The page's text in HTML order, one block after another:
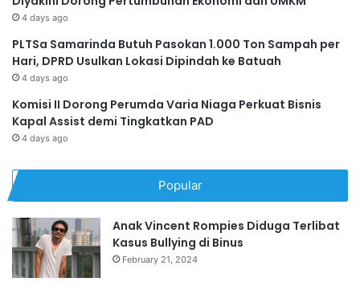
4 days ago
PLTSa Samarinda Butuh Pasokan 1.000 Ton Sampah per
Hari, DPRD Usulkan Lokasi Dipindah ke Batuah
4 days ago
Komisi II Dorong Perumda Varia Niaga Perkuat Bisnis
Kapal Assist demi Tingkatkan PAD
4 days ago
Popular
Anak Vincent Rompies Diduga Terlibat
Kasus Bullying di Binus
February 21, 2024